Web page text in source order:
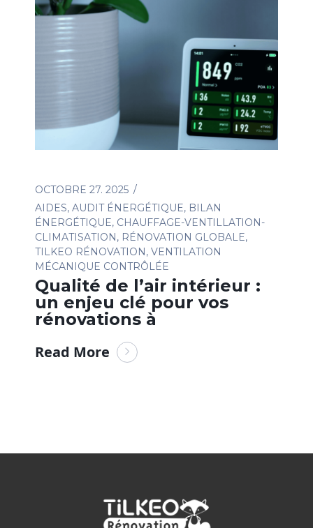
OCTOBRE 27. 2025
AIDES, AUDIT ÉNERGÉTIQUE, BILAN
ÉNERGÉTIQUE, CHAUFFAGE-VENTILLATION-
CLIMATISATION, RÉNOVATION GLOBALE,
TILKEO RÉNOVATION, VENTILATION
MÉCANIQUE CONTRÔLÉE
Qualité de l’air intérieur :
un enjeu clé pour vos
rénovations à
Read More